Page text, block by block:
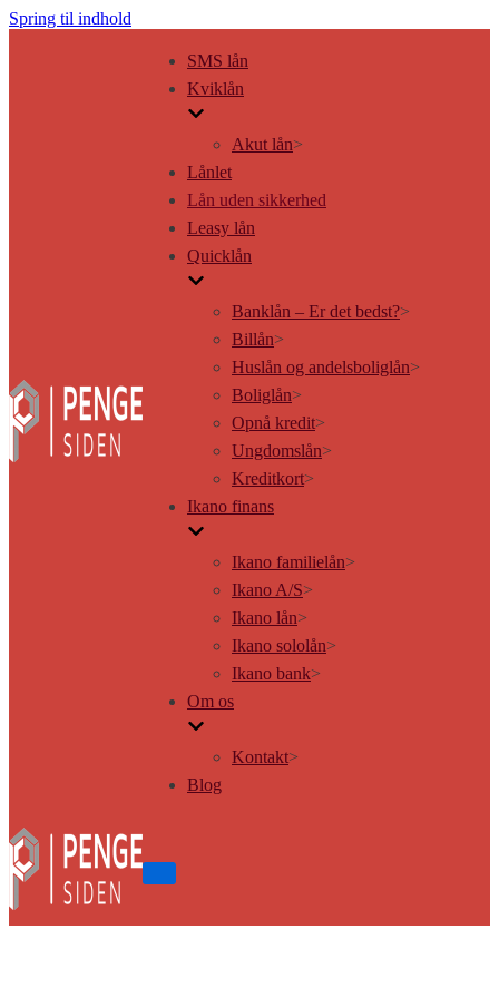
Spring til indhold
SMS lån
Kviklån
Akut lån>
Lånlet
Lån uden sikkerhed
Leasy lån
Quicklån
Banklån – Er det bedst?>
Billån>
Huslån og andelsboliglån>
Boliglån>
Opnå kredit>
Ungdomslån>
Kreditkort>
Ikano finans
Ikano familielån>
Ikano A/S>
Ikano lån>
Ikano sololån>
Ikano bank>
Om os
Kontakt>
Blog
Tænd/sluk